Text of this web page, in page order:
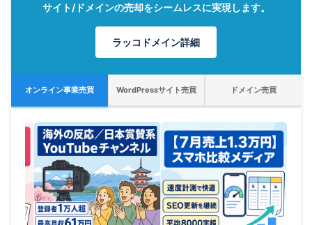
サイト/ドメインの売却をシームレスに実現します。
ラッコドメイン詳細
オンライン事業売買 WordPressサイト売買 ドメイン売買